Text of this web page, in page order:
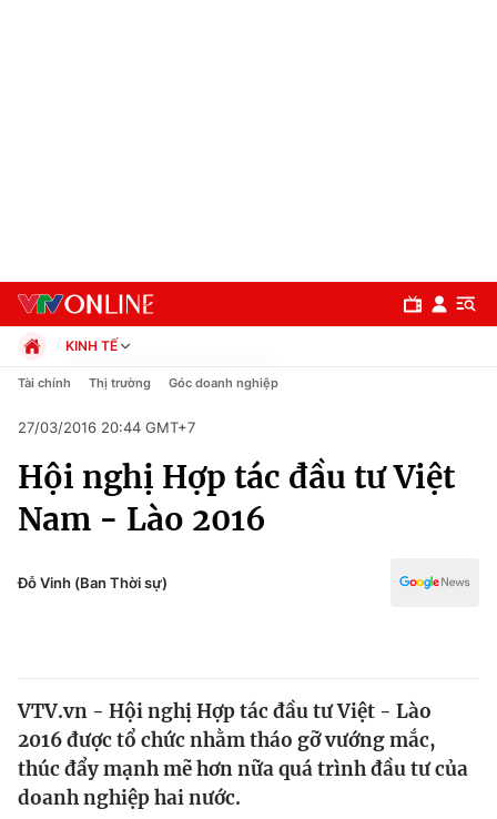
Chuyên mục
Chính trị
Thế giới
Tin tức
KINH TẾ
Chính trị
Pháp luật
Kinh tế
Thể thao
Truyền hình
Y tế
Tài chính Thị trường Góc doanh nghiệp
27/03/2016 20:44 GMT+7
Hội nghị Hợp tác đầu tư Việt
Nam - Lào 2016
Đỗ Vinh (Ban Thời sự)
VTV.vn - Hội nghị Hợp tác đầu tư Việt - Lào
2016 được tổ chức nhằm tháo gỡ vướng mắc,
thúc đẩy mạnh mẽ hơn nữa quá trình đầu tư của
doanh nghiệp hai nước.